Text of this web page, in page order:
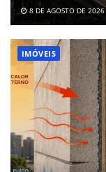
8 DE AGOSTO DE 2026
IMÓVEIS